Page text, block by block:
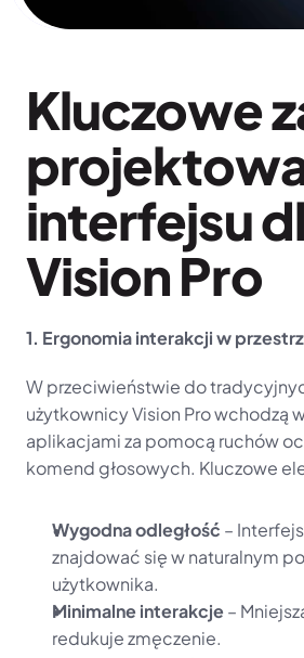
Kluczowe
interfejsu
Vision Pro
1. Ergonomia interakcji w
W przeciwieństwie do
użytkownicy Vision Pro wchodzą
aplikacjami za pomocą ruchów
komend głosowych. Kluczowe
Wygodna odległość –
znajdować się w naturalnym
użytkownika.
Minimalne interakcje –
redukuje zmęczenie.